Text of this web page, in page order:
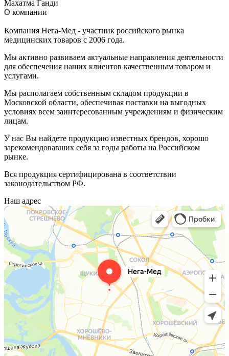
Махатма Ганди
О компании
Компания Нега-Мед - участник российского рынка
медицинских товаров с 2006 года.
Мы активно развиваем актуальные направления деятельности
для обеспечения наших клиентов качественным товаром и
услугами.
Мы располагаем собственным складом продукции в
Московской области, обеспечивая поставки на выгодных
условиях всем заинтересованным учреждениям и физическим
лицам.
У нас Вы найдете продукцию известных брендов, хорошо
зарекомендовавших себя за годы работы на Российском
рынке.
Вся продукция сертифицирована в соответствии
законодательством РФ.
Наш адрес